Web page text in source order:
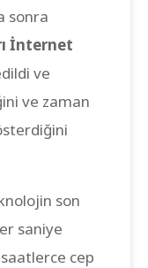
sonra
İnternet
ve
ve zaman
son
saniye
cep